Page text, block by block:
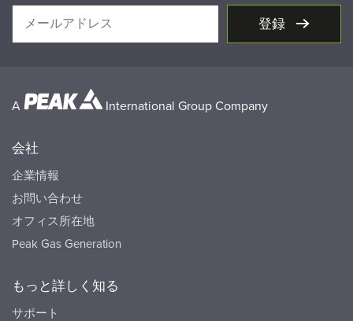
登録
A International Group Company
会社
企業情報
お問い合わせ
オフィス所在地
Peak Gas Generation
もっと詳しく知る
サポート